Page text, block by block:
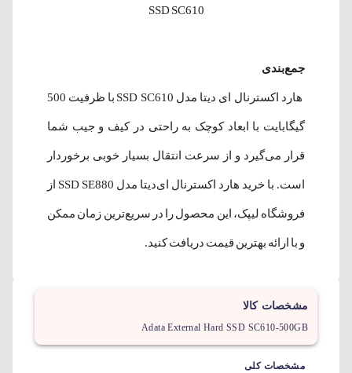
SSD SC610
جمع‌بندی
هارد اکسترنال ای دیتا مدل SSD SC610 با ظرفیت 500
گیگابایت با ابعاد کوچک به راحتی در کیف و جیب شما
قرار می‌گیرد و از سرعت انتقال بسیار خوبی برخوردار
است. با خرید هارد اکسترنال ای‌دیتا مدل SSD SE880 از
فروشگاه لیپک، این محصول را در سریع‌ترین زمان ممکن
و با ارائه بهترین قیمت دریافت کنید.
مشخصات کالا
Adata External Hard SSD SC610-500GB
مشخصات کلی